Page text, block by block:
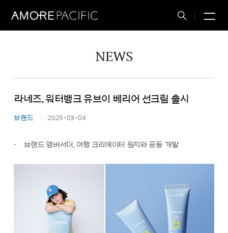
Total
NEWS
라네즈, 워터뱅크 유브이 베리어 선크림 출시
브랜드 2025-03-04
브랜드 앰버서더, 여행 크리에이터 원지와 공동 개발